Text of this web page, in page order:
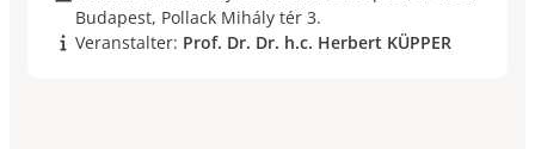
Budapest, Pollack Mihály tér 3.
Veranstalter: Prof. Dr. Dr. h.c. Herbert KÜPPER